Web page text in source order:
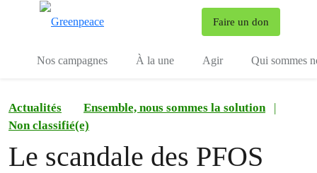
Faire un don
Nos campagnes À la une Agir Qui sommes
Actualités Ensemble, nous sommes la solution
|
Non classifié(e)
Le scandale des PFOS